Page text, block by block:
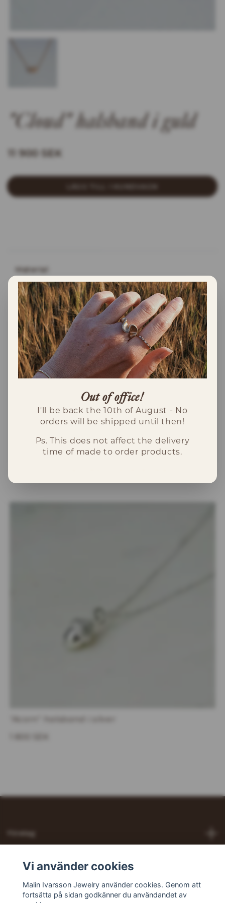
"Cloud" halsband i guld
11 900 SEK
Material
Detta halsband är gjort i 18K rödguld.
Kedjan sitter fast i molnet och är totalt 42-
45cm långt.
Molnet är ca 11x7.5mm.
Tillverkning
Detta halsband är tillverkat i Sverige.
Detta halsband är redo att levereras och
kommer skickas till dig inom 2-
Sociala medier
Vi använder cookies
Malin Ivarsson Jewelry använder cookies. Genom att
fortsätta på sidan godkänner du användandet av
Out of office!
I'll be back the 10th of August - No
orders will be shipped until then!
Ps. This does not affect the delivery
time of made to order products.